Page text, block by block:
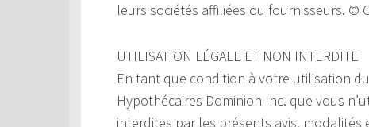
leurs sociétés affiliées ou fournisseurs. ©
UTILISATION LÉGALE ET NON INTERDITE
En tant que condition à votre utilisation
Hypothécaires Dominion Inc. que vous
interdites par les présents avis, modalités